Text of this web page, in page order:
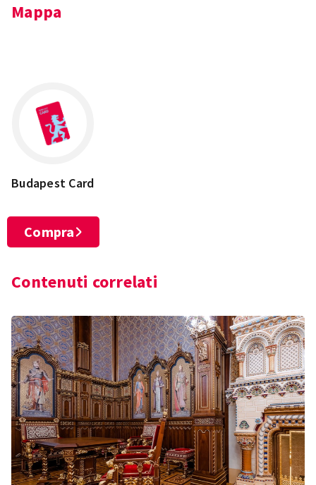
Mappa
Budapest Card
Compra
Contenuti correlati